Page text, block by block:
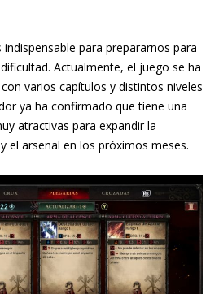
para prepararnos para
Actualmente, el juego se ha
varios capítulos y distintos niveles
ya ha confirmado que tiene una
atractivas para expandir la
el arsenal en los próximos meses.